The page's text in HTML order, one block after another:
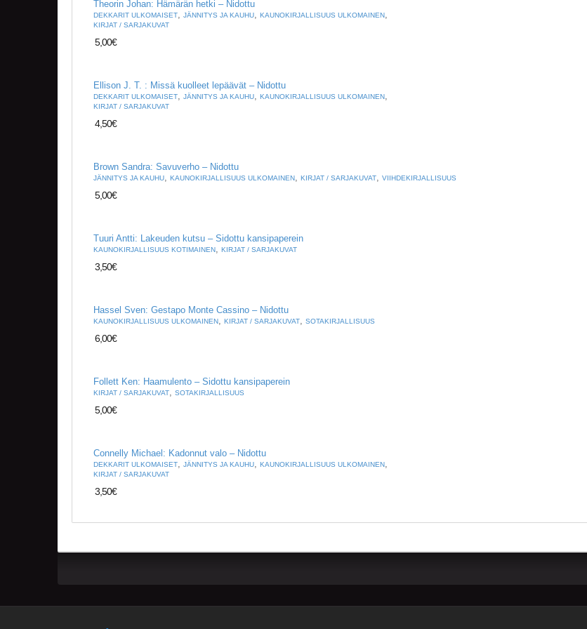
Theorin Johan: Hämärän hetki – Nidottu
DEKKARIT ULKOMAISET, JÄNNITYS JA KAUHU, KAUNOKIRJALLISUUS ULKOMAINEN,
KIRJAT / SARJAKUVAT
5,00€
Ellison J. T. : Missä kuolleet lepäävät – Nidottu
DEKKARIT ULKOMAISET, JÄNNITYS JA KAUHU, KAUNOKIRJALLISUUS ULKOMAINEN,
KIRJAT / SARJAKUVAT
4,50€
Brown Sandra: Savuverho – Nidottu
JÄNNITYS JA KAUHU, KAUNOKIRJALLISUUS ULKOMAINEN, KIRJAT / SARJAKUVAT, VIIHDEKIRJALLISUUS
5,00€
Tuuri Antti: Lakeuden kutsu – Sidottu kansipaperein
KAUNOKIRJALLISUUS KOTIMAINEN, KIRJAT / SARJAKUVAT
3,50€
Hassel Sven: Gestapo Monte Cassino – Nidottu
KAUNOKIRJALLISUUS ULKOMAINEN, KIRJAT / SARJAKUVAT, SOTAKIRJALLISUUS
6,00€
Follett Ken: Haamulento – Sidottu kansipaperein
KIRJAT / SARJAKUVAT, SOTAKIRJALLISUUS
5,00€
Connelly Michael: Kadonnut valo – Nidottu
DEKKARIT ULKOMAISET, JÄNNITYS JA KAUHU, KAUNOKIRJALLISUUS ULKOMAINEN,
KIRJAT / SARJAKUVAT
3,50€